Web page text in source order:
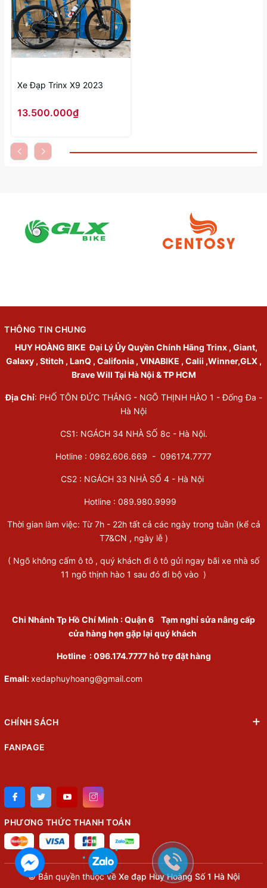
Xe Đạp Trinx X9 2023
13.500.000₫
THÔNG TIN CHUNG
HUY HOÀNG BIKE Đại Lý Ủy Quyền Chính Hãng Trinx , Giant,
Galaxy , Stitch , LanQ , Califonia , VINABIKE , Calii ,Winner,GLX ,
Brave Will Tại Hà Nội & TP HCM
Địa Chỉ: PHỐ TÔN ĐỨC THẮNG - NGÕ THỊNH HÀO 1 - Đống Đa -
Hà Nội
CS1: NGÁCH 34 NHÀ SỐ 8c - Hà Nội.
Hotline : 0962.606.669 - 096174.7777
CS2 : NGÁCH 33 NHÀ SỐ 4 - Hà Nội
Hotline : 089.980.9999
Thời gian làm việc: Từ 7h - 22h tất cả các ngày trong tuần (kể cả
T7&CN , ngày lễ )
( Ngõ không cấm ô tô , quý khách đi ô tô gửi ngay bãi xe nhà số
11 ngõ thịnh hào 1 sau đó đi bộ vào )
Chi Nhánh Tp Hồ Chí Minh :Quận 6 Tạm nghỉ sửa nâng cấp
cửa hàng hẹn gặp lại quý khách
Hotline : 096.174.7777 hỗ trợ đặt hàng
Email:xedaphuyhoang@gmail.com
CHÍNH SÁCH
FANPAGE
PHƯƠNG THỨC THANH TOÁN
© Bản quyền thuộc về Xe đạp Huy Hoàng Số 1 Hà Nội